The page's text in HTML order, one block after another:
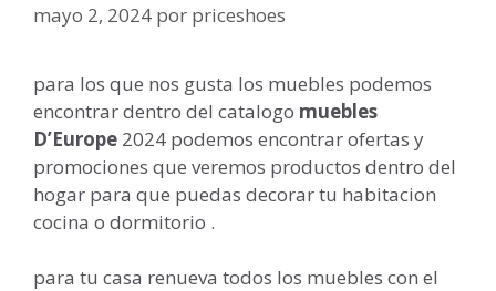
mayo 2, 2024 por priceshoes
para los que nos gusta los muebles podemos
encontrar dentro del catalogo muebles
D’Europe 2024 podemos encontrar ofertas y
promociones que veremos productos dentro del
hogar para que puedas decorar tu habitacion
cocina o dormitorio .
para tu casa renueva todos los muebles con el